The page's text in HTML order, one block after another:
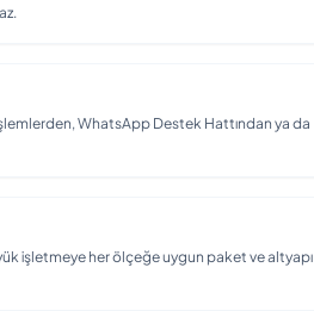
WhatsApp Destek Hattından ya da
işletmeye her ölçeğe uygun paket ve altyapı